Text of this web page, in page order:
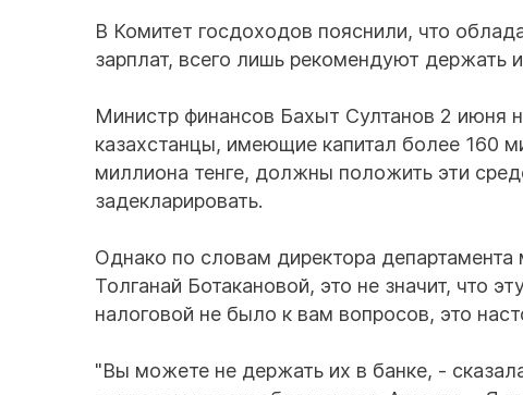
В Комитет госдоходов пояснили, что
зарплат, всего лишь рекомендуют держать
Министр финансов Бахыт Султанов 2 июня
казахстанцы, имеющие капитал более 160
миллиона тенге, должны положить эти
задекларировать.
Однако по словам директора
Толганай Ботакановой, это не значит, что
налоговой не было к вам вопросов, это
"Вы можете не держать их в банке, -